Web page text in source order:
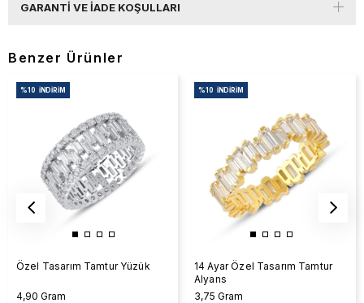
GARANTI VE İADE KOŞULLARI
Benzer Ürünler
Özel Tasarım Tamtur Yüzük
4,90 Gram
%10 İNDIRIM
14 Ayar Özel Tasarım Tamtur
Alyans
3,75 Gram
%10 İNDIRIM